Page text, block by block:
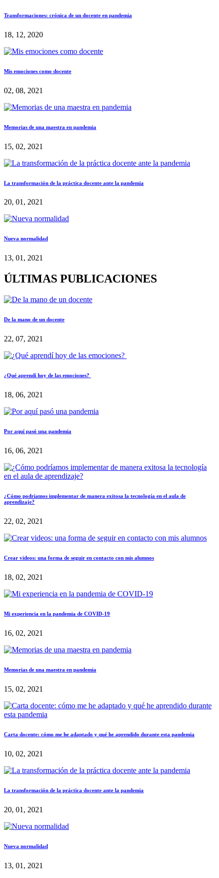
Transformaciones: crónica de un docente en pandemia
18, 12, 2020
Mis emociones como docente
02, 08, 2021
Memorias de una maestra en pandemia
15, 02, 2021
La transformación de la práctica docente ante la pandemia
20, 01, 2021
Nueva normalidad
13, 01, 2021
ÚLTIMAS PUBLICACIONES
De la mano de un docente
22, 07, 2021
¿Qué aprendí hoy de las emociones?
18, 06, 2021
Por aquí pasó una pandemia
16, 06, 2021
¿Cómo podríamos implementar de manera exitosa la tecnología en el aula de
aprendizaje?
22, 02, 2021
Crear videos: una forma de seguir en contacto con mis alumnos
18, 02, 2021
Mi experiencia en la pandemia de COVID-19
16, 02, 2021
Memorias de una maestra en pandemia
15, 02, 2021
Carta docente: cómo me he adaptado y qué he aprendido durante esta pandemia
10, 02, 2021
La transformación de la práctica docente ante la pandemia
20, 01, 2021
Nueva normalidad
13, 01, 2021